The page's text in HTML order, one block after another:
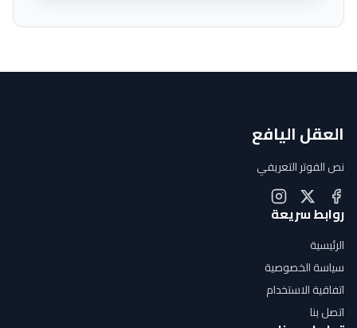
العقل اليافع
نص الفوتر التعريفي
روابط سريعة
الرئيسية
سياسة الخصوصية
اتفاقية الاستخدام
اتصل بنا